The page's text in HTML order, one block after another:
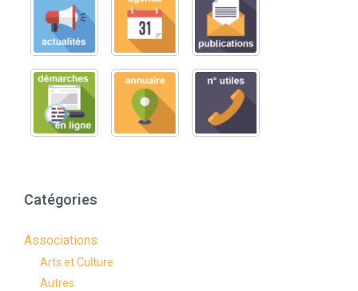
Catégories
Associations
Arts et Culture
Autres